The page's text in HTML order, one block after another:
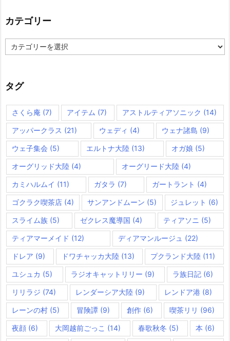
カテゴリー
テ
ー
タグ
さくら庵 (7) アイテム (7) アストルティアソニック (14)
アッパークラス (21) ウェディ (4) ウェナ諸島 (9)
ウェ子集会 (5) エルトナ大陸 (13) オガ娘 (5)
オーグリッド大陸 (4) オーグリード大陸 (4)
カミハルムイ (11) ガタラ (7) ガートラント (4)
ゴクラク喫茶店 (4) サンアンドムーン (5) ジュレット (6)
スライム族 (5) ゼクレス魔導国 (4) ティアソニ (5)
ティアマーメイド (12) ディアマンルージュ (22)
ドレア (9) ドワチャッカ大陸(13) プクランド大陸 (11)
ユシュカ (5) ラジオキャットリリー (9) ラ族日記 (6)
リリラジ (74) レンダーシア大陸 (9) レンドア港 (8)
レーンの村 (5) 冒険譚(9) 創作(6) 喫茶リリ (96)
夜顔 (6) 大岡越前ごっこ (14) 春歌秋冬 (5) 本 (6)